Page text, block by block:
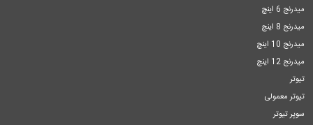
میدرنج 6 اینچ
میدرنج 8 اینچ
میدرنج 10 اینچ
میدرنج 12 اینچ
تیوتر
تیوتر معمولی
سوپر تیوتر